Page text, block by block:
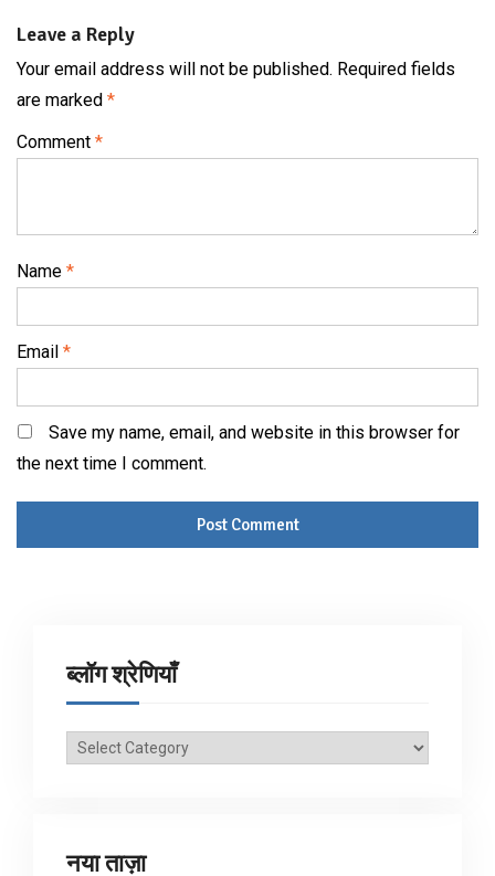
Leave a Reply
Your email address will not be published. Required fields
are marked *
Comment *
Name *
Email *
Save my name, email, and website in this browser for
the next time I comment.
ब्लॉग श्रेणियाँ
ब्लॉग
नया ताज़ा